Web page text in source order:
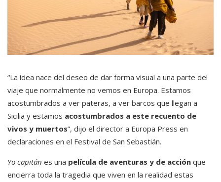
“La idea nace del deseo de dar forma visual a una parte del
viaje que normalmente no vemos en Europa. Estamos
acostumbrados a ver pateras, a ver barcos que llegan a
Sicilia y estamos acostumbrados a este recuento de
vivos y muertos”, dijo el director a Europa Press en
declaraciones en el Festival de San Sebastián.
Yo capitán es una película de aventuras y de acción que
encierra toda la tragedia que viven en la realidad estas